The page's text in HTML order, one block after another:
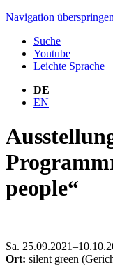
Navigation überspringen
Suche
Youtube
Leichte Sprache
DE
EN
people“
Sa.
Ort: silent green